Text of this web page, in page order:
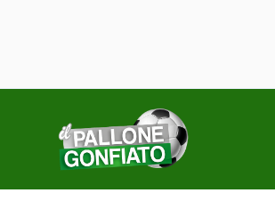
contenuto